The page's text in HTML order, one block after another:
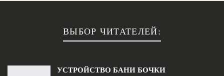
ВЫБОР ЧИТАТЕЛЕЙ:
УСТРОЙСТВО БАНИ БОЧКИ